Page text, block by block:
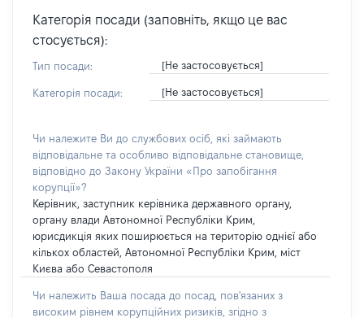
Категорія посади (заповніть, якщо це вас
стосується):
Тип посади: [Не застосовується]
Категорія посади: [Не застосовується]
Чи належите Ви до службових осіб, які займають
відповідальне та особливо відповідальне становище,
відповідно до Закону України «Про запобігання
корупції»?
Керівник, заступник керівника державного органу,
органу влади Автономної Республіки Крим,
юрисдикція яких поширюється на територію однієї або
кількох областей, Автономної Республіки Крим, міст
Києва або Севастополя
Чи належить Ваша посада до посад, пов'язаних з
високим рівнем корупційних ризиків, згідно з